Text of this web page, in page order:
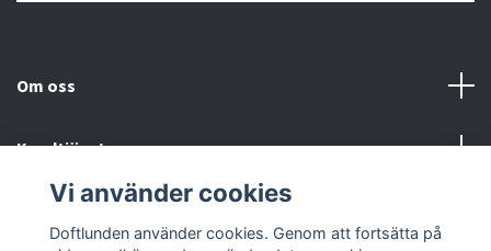
Om oss
Kundtjänst
Sociala medier
Vi använder cookies
Doftlunden använder cookies. Genom att fortsätta på